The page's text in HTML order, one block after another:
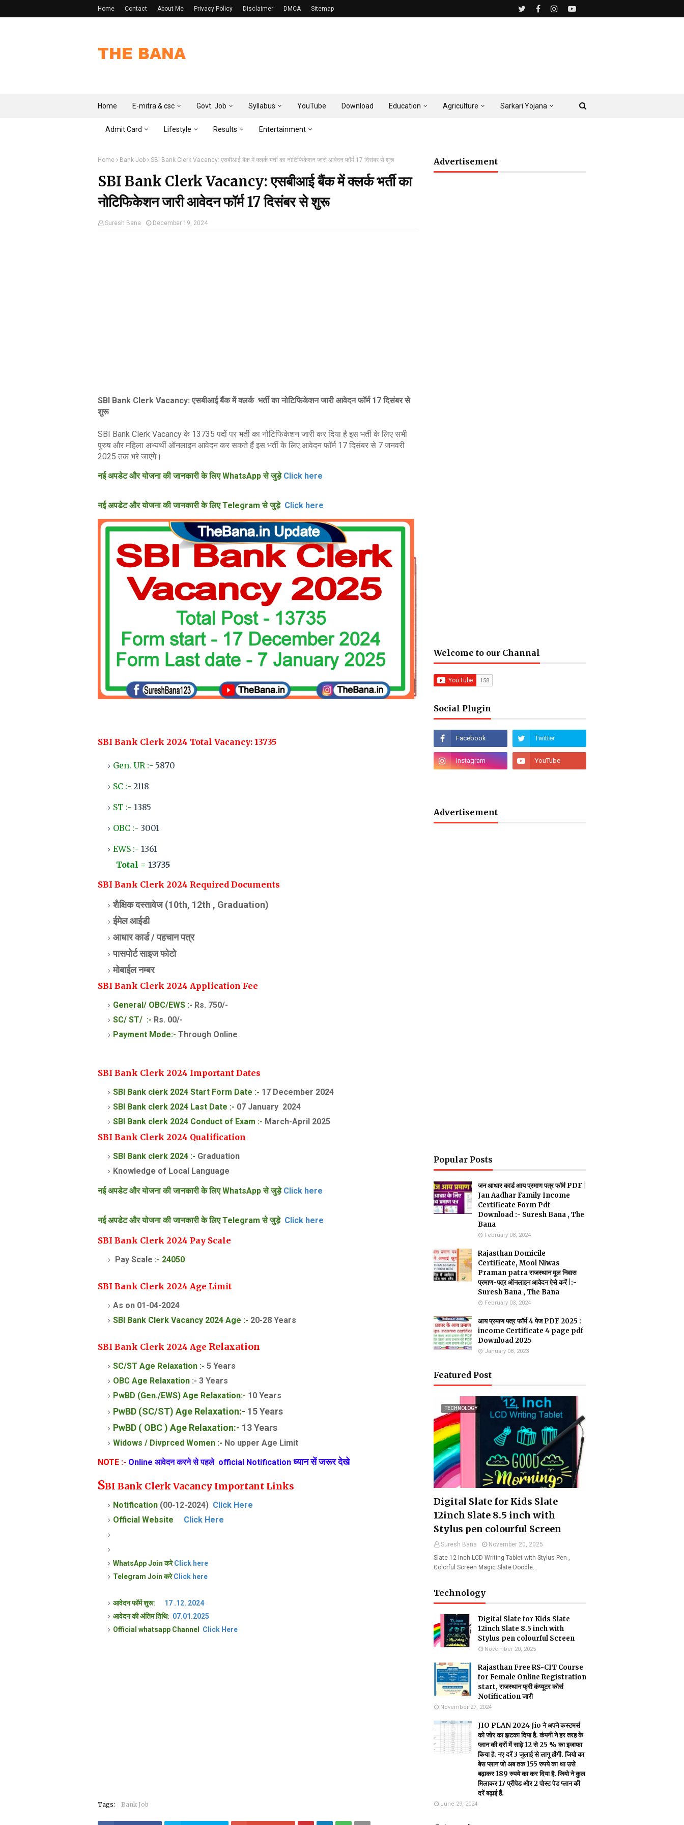
Home Contact About Me Privacy Policy Disclaimer DMCA Sitemap
Home E-mitra & csc Govt. Job Syllabus YouTube Download Education Agriculture Sarkari Yojana
Admit Card Lifestyle Results Entertainment
Home Bank Job SBI Bank Clerk Vacancy: एसबीआई बैंक में क्लर्क भर्ती का नोटिफिकेशन जारी आवेदन फॉर्म 17 दिसंबर से शुरू
SBI Bank Clerk Vacancy: एसबीआई बैंक में क्लर्क भर्ती का
नोटिफिकेशन जारी आवेदन फॉर्म 17 दिसंबर से शुरू
Suresh Bana December 19, 2024
SBI Bank Clerk Vacancy: एसबीआई बैंक में क्लर्क भर्ती का नोटिफिकेशन जारी आवेदन फॉर्म 17 दिसंबर से
शुरू
SBI Bank Clerk Vacancy के 13735 पदों पर भर्ती का नोटिफिकेशन जारी कर दिया है इस भर्ती के लिए सभी
पुरुष और महिला अभ्यर्थी ऑनलाइन आवेदन कर सकते हैं इस भर्ती के लिए आवेदन फॉर्म 17 दिसंबर से 7 जनवरी
2025 तक भरे जाएंगे।
नई अपडेट और योजना की जानकारी के लिए WhatsApp से जुड़ेClick here
नई अपडेट और योजना की जानकारी के लिए Telegram से जुड़ेClick here
SBI Bank Clerk 2024 Total Vacancy: 13735
Gen. UR :- 5870
SC :- 2118
ST :- 1385
OBC :- 3001
EWS :- 1361
Total = 13735
SBI Bank Clerk 2024 Required Documents
शैक्षिक दस्तावेज (10th, 12th , Graduation)
ईमेल आईडी
आधार कार्ड /पहचान पत्र
पासपोर्ट साइज फोटो
मोबाईल नम्बर
SBI Bank Clerk 2024 Application Fee
General/ OBC/EWS :- Rs. 750/-
SC/ ST/ :- Rs. 00/-
Payment Mode:- Through Online
SBI Bank Clerk 2024 Important Dates
SBI Bank clerk 2024 Start Form Date :- 17 December 2024
SBI Bank clerk 2024 Last Date :- 07 January 2024
SBI Bank clerk 2024 Conduct of Exam :- March-April 2025
SBI Bank Clerk 2024 Qualification
SBI Bank clerk 2024 :- Graduation
Knowledge of Local Language
नई अपडेट और योजना की जानकारी के लिए WhatsApp से जुड़ेClick here
नई अपडेट और योजना की जानकारी के लिए Telegram से जुड़ेClick here
SBI Bank Clerk 2024 Pay Scale
Pay Scale :- 24050
SBI Bank Clerk 2024 Age Limit
As on 01-04-2024
SBI Bank Clerk Vacancy 2024 Age :- 20-28 Years
SBI Bank Clerk 2024 Age Relaxation
SC/ST Age Relaxation :- 5 Years
OBC Age Relaxation :- 3 Years
PwBD (Gen./EWS) Age Relaxation:- 10 Years
PwBD (SC/ST) Age Relaxation:- 15 Years
PwBD ( OBC ) Age Relaxation:- 13 Years
Widows / Divprced Women :- No upper Age Limit
NOTE :- Online आवेदन करने से पहले official Notification ध्यान सेंजरूर देखे
SBI Bank Clerk Vacancy Important Links
Notification (00-12-2024) Click Here
Official Website
Click Here
WhatsApp Join करेClick here
Telegram Join करेClick here
आवेदन फॉर्म शुरू:
17 .12. 2024
आवेदन की अंतिम तिथि: 07.01.2025
Official whatsapp Channel
Click Here
Tags: Bank Job
Advertisement
Welcome to our Channal
Social Plugin
Advertisement
Popular Posts
जन आधार कार्ड आय प्रमाण पत्र फॉर्म PDF |
Jan Aadhar Family Income
Certificate Form Pdf
Download :- Suresh Bana , The
Bana
February 08, 2024
Rajasthan Domicile
Certificate, Mool Niwas
Praman patra राजस्थान मूल निवास
प्रमाण-पत्र ऑनलाइन आवेदन ऐसे करें |:-
Suresh Bana , The Bana
February 03, 2024
आय प्रमाण पत्र फॉर्म 4 पेज PDF 2025 :
income Certificate 4 page pdf
Download 2025
January 08, 2023
Featured Post
TECHNOLOGY
Digital Slate for Kids Slate
12inch Slate 8.5 inch with
Stylus pen colourful Screen
Suresh Bana
November 20, 2025
Slate 12 Inch LCD Writing Tablet with Stylus Pen ,
Colorful Screen Magic Slate Doodle…
Technology
Digital Slate for Kids Slate
12inch Slate 8.5 inch with
Stylus pen colourful Screen
November 20, 2025
Rajasthan Free RS-CIT Course
for Female Online Registration
start, राजस्थान फ्री कंप्यूटर कोर्स
Notification जारी
November 27, 2024
JIO PLAN 2024 Jio ने अपने कस्टमर्स
को जोर का झटका दिया है. कंपनी ने हर तरह के
प्लान की दरों में साढ़े 12 से 25 % का इजाफा
किया है. नए दरें 3 जुलाई से लागू होंगी. जियो का
बेस प्लान जो अब तक 155 रुपये का था उसे
बढ़ाकर 189 रुपये का कर दिया है. जियो ने कुल
मिलाकर 17 प्रीपेड और 2 पोस्ट पेड प्लान की
दरें बढ़ाई हैं.
June 29, 2024